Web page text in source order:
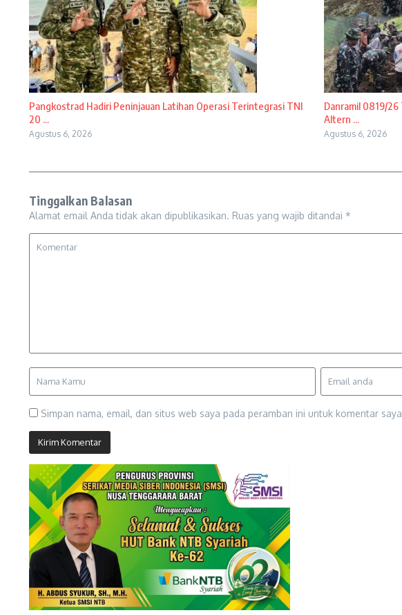
Pangkostrad Hadiri Peninjauan Latihan Operasi Terintegrasi TNI
20 ...
Agustus 6, 2026
Danramil 0819/26
Altern ...
Agustus 6, 2026
Tinggalkan Balasan
Alamat email Anda tidak akan dipublikasikan. Ruas yang wajib ditandai *
Simpan nama, email, dan situs web saya pada peramban ini untuk komentar